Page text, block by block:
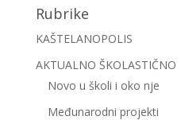
Rubrike
KAŠTELANOPOLIS
AKTUALNO ŠKOLASTIČNO
Novo u školi i oko nje
Međunarodni projekti